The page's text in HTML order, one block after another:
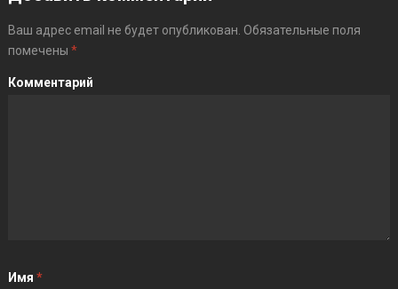
Ваш адрес email не будет опубликован. Обязательные поля
помечены *
Комментарий
Имя *